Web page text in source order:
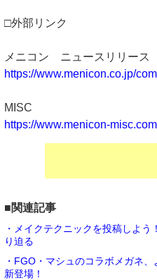
□外部リンク
メニコン ニュースリリース
https://www.menicon.co.jp/
MISC
https://www.menicon-
■関連記事
・メイクテクニックを投稿しよ
り迫る
・FGO・マシュのコラボメガネ
新登場！